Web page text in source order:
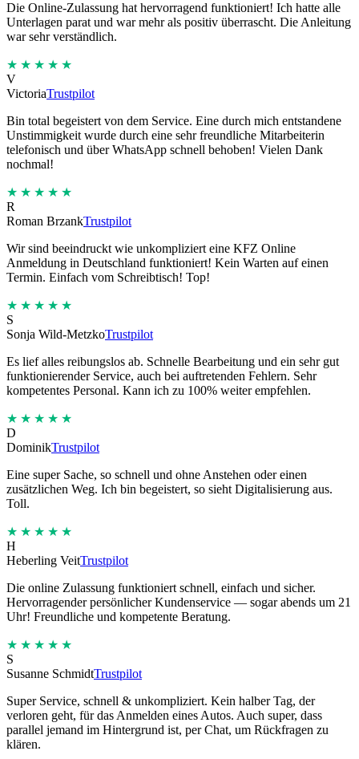
Die Online-Zulassung hat hervorragend funktioniert! Ich hatte alle
Unterlagen parat und war mehr als positiv überrascht. Die Anleitung
war sehr verständlich.
★★★★★
V
VictoriaTrustpilot
Bin total begeistert von dem Service. Eine durch mich entstandene
Unstimmigkeit wurde durch eine sehr freundliche Mitarbeiterin
telefonisch und über WhatsApp schnell behoben! Vielen Dank
nochmal!
★★★★★
R
Roman BrzankTrustpilot
Wir sind beeindruckt wie unkompliziert eine KFZ Online
Anmeldung in Deutschland funktioniert! Kein Warten auf einen
Termin. Einfach vom Schreibtisch! Top!
★★★★★
S
Sonja Wild-MetzkoTrustpilot
Es lief alles reibungslos ab. Schnelle Bearbeitung und ein sehr gut
funktionierender Service, auch bei auftretenden Fehlern. Sehr
kompetentes Personal. Kann ich zu 100% weiter empfehlen.
★★★★★
D
DominikTrustpilot
Eine super Sache, so schnell und ohne Anstehen oder einen
zusätzlichen Weg. Ich bin begeistert, so sieht Digitalisierung aus.
Toll.
★★★★★
H
Heberling VeitTrustpilot
Die online Zulassung funktioniert schnell, einfach und sicher.
Hervorragender persönlicher Kundenservice — sogar abends um 21
Uhr! Freundliche und kompetente Beratung.
★★★★★
S
Susanne SchmidtTrustpilot
Super Service, schnell & unkompliziert. Kein halber Tag, der
verloren geht, für das Anmelden eines Autos. Auch super, dass
parallel jemand im Hintergrund ist, per Chat, um Rückfragen zu
klären.